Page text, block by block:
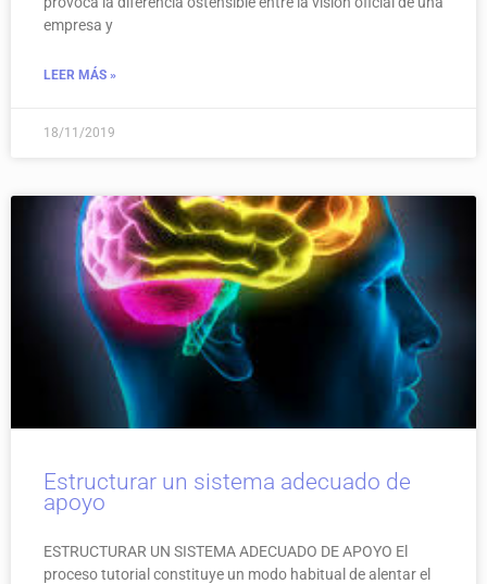
empresa y
LEER MÁS »
18/11/2019
Estructurar un sistema adecuado de
apoyo
ESTRUCTURAR UN SISTEMA ADECUADO DE APOYO El
proceso tutorial constituye un modo habitual de alentar el